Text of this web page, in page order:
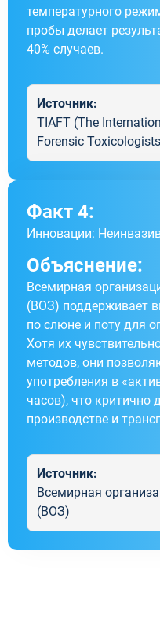
температурного
пробы делает
40% случаев.
Источник:
TIAFT (The
Forensic
Факт 4:
Инновации:
Объяснение:
Всемирная
(ВОЗ) поддерживает
по слюне и поту для
Хотя их
методов, они
употребления в
часов), что критично
производстве и
Источник:
Всемирная
(ВОЗ)